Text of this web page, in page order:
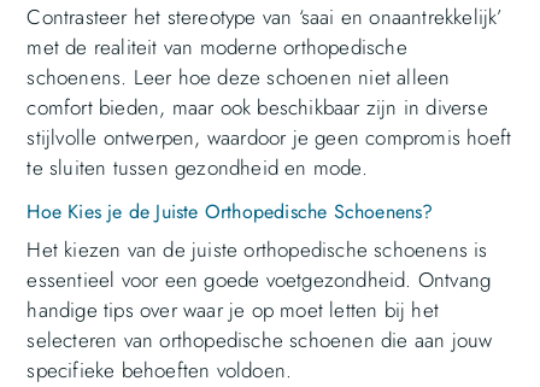
Contrasteer het stereotype van ‘saai en onaantrekkelijk’
met de realiteit van moderne orthopedische
schoenens. Leer hoe deze schoenen niet alleen
comfort bieden, maar ook beschikbaar zijn in diverse
stijlvolle ontwerpen, waardoor je geen compromis hoeft
te sluiten tussen gezondheid en mode.
Hoe Kies je de Juiste Orthopedische Schoenens?
Het kiezen van de juiste orthopedische schoenens is
essentieel voor een goede voetgezondheid. Ontvang
handige tips over waar je op moet letten bij het
selecteren van orthopedische schoenen die aan jouw
specifieke behoeften voldoen.